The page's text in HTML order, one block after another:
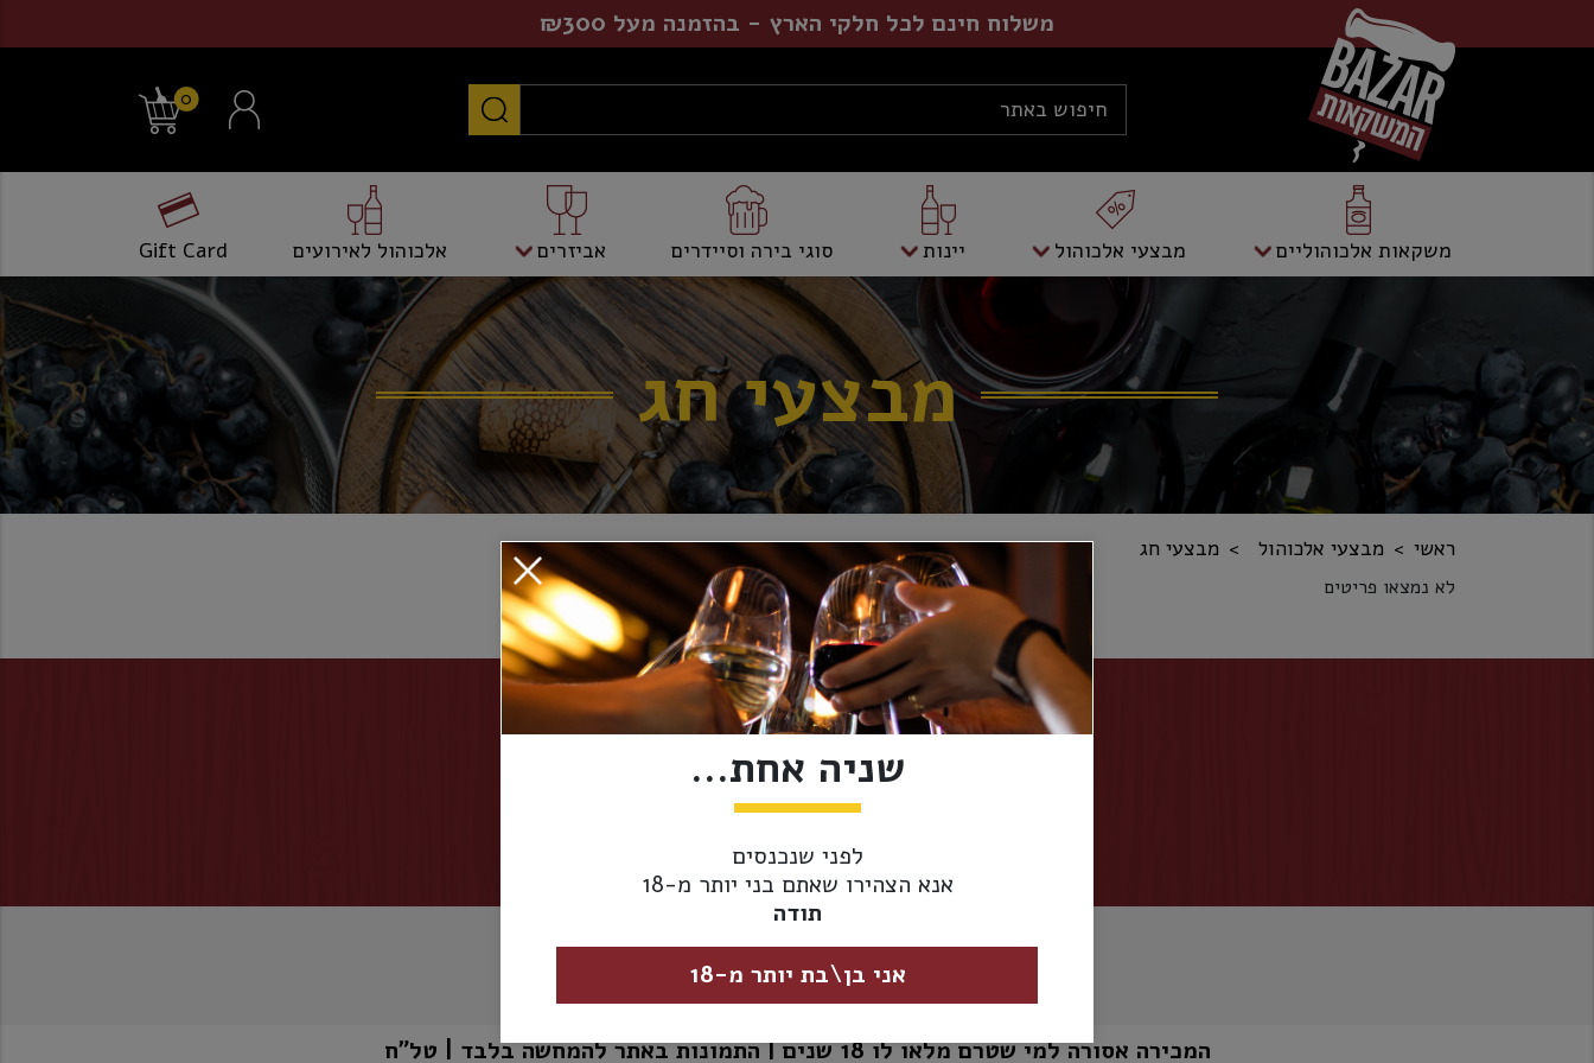
משלוח חינם לכל חלקי הארץ - בהזמנה מעל ₪300
0
משקאות אלכוהוליים מבצעי אלכוהול יינות סוגי בירה וסיידרים אביזרים אלכוהול לאירועים Gift Card
מבצעי חג
ראשי מבצעי אלכוהול מבצעי חג
לא נמצאו פריטים
השארו מעודכנים
אני מאשר/ת קבלת חומרים פרסומיים
המכירה אסורה למי שטרם מלאו לו 18 שנים | התמונות באתר להמחשה בלבד | טל"ח
שניה אחת...
לפני שנכנסים
אנא הצהירו שאתם בני יותר מ-18
תודה
אני בן\בת יותר מ-18